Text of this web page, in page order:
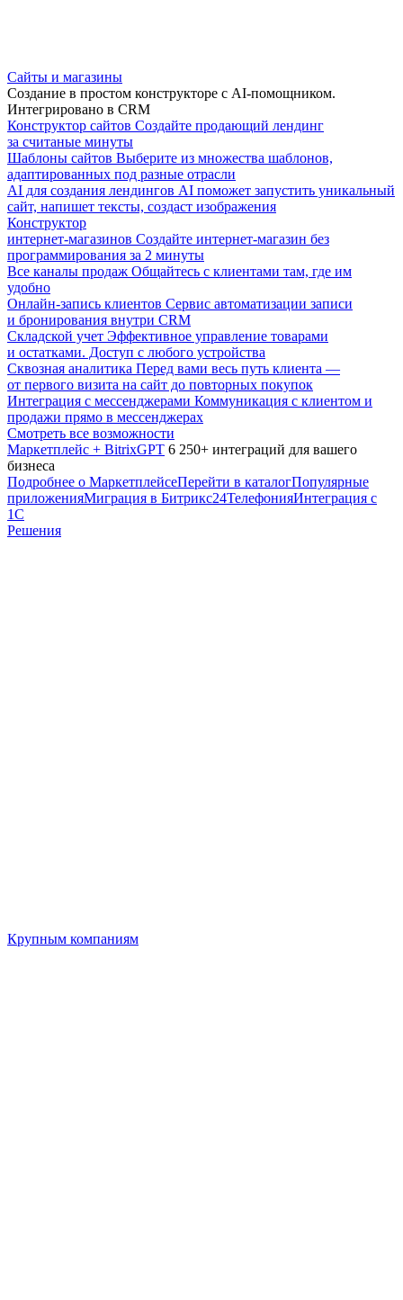
Сайты и магазины
Создание в простом конструкторе с AI-помощником.
Интегрировано в CRM
Конструктор сайтов Создайте продающий лендинг
за считаные минуты
Шаблоны сайтов Выберите из множества шаблонов,
адаптированных под разные отрасли
AI для создания лендингов AI поможет запустить уникальный
сайт, напишет тексты, создаст изображения
Конструктор
интернет-магазинов Создайте интернет-магазин без
программирования за 2 минуты
Все каналы продаж Общайтесь с клиентами там, где им
удобно
Онлайн-запись клиентов Сервис автоматизации записи
и бронирования внутри CRM
Складской учет Эффективное управление товарами
и остатками. Доступ с любого устройства
Сквозная аналитика Перед вами весь путь клиента —
от первого визита на сайт до повторных покупок
Интеграция с мессенджерами Коммуникация с клиентом и
продажи прямо в мессенджерах
Смотреть все возможности
Маркетплейс + BitrixGPT 6 250+ интеграций для вашего
бизнеса
Подробнее о МаркетплейсеПерейти в каталогПопулярные
приложенияМиграция в Битрикс24ТелефонияИнтеграция с
1С
Решения
Крупным компаниям